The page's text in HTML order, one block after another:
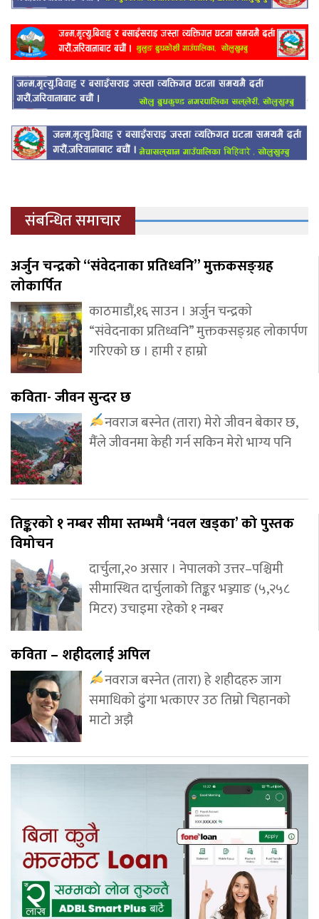
संबन्धित समाचार
अर्जुन चन्द्रकाे “संवेदनाका प्रतिध्वनि” मुक्तकसङ्ग्रह
लाेकार्पित
काठमाडौं,१६ साउन । अर्जुन चन्द्रकाे
“संवेदनाका प्रतिध्वनि” मुक्तकसङ्ग्रह लोकार्पण
गरिएको छ । हामी र हाम्रो
कविता- जीवन सुन्दर छ
नवराज बस्नेत (तारा) मेरो जीवन बेकार छ,
मैंंले जीवनमा केही गर्न सकिन मेरो भाग्य पनि
तिङ्करको १ नम्बर सीमा स्तम्भमै ‘नवल खड्का’ को पुस्तक
विमोचन
दार्चुला,२० असार । नेपालको उत्तर–पश्चिमी
सीमास्थित दार्चुलाको तिङ्कर भञ्ज्याङ (५,२५८
मिटर) उचाइमा रहेको १ नम्बर
कविता – शहीदलाई अपिल
नवराज बस्नेत (तारा) हे शहीदहरु जाग
समाधिकाे ढुंगा भत्काएर उठ तिम्राे चिहानकाे
माटाे अझै